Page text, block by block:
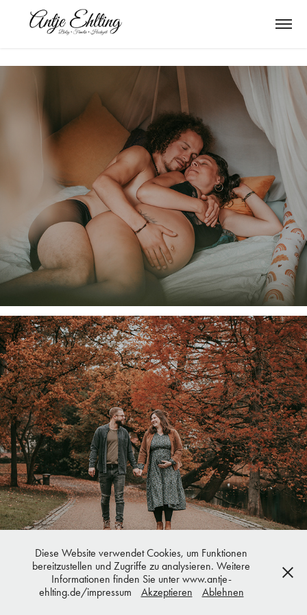
Sophie und Danyo
Jacqueline & Mars
Diese Website verwendet Cookies, um Funktionen
bereitzustellen und Zugriffe zu analysieren. Weitere
Informationen finden Sie unter www.antje-
ehlting.de/impressum
Akzeptieren Ablehnen